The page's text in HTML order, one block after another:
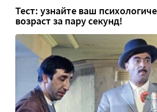
Тест: узнайте ваш
возраст за пару секунд!